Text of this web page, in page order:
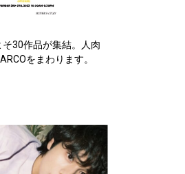
30作品が集結。人肉
をまわります。